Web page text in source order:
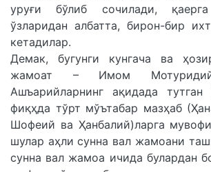
уруғи бўлиб сочилади,
ўзларидан албатта, бирон-бир
кетадилар.
Демак, бугунги кунгача ва
жамоат – Имом
Ашъарийларнинг ақидада
фиқҳда тўрт мўътабар мазҳаб
Шофеий ва Ҳанбалий)ларга
шулар аҳли сунна вал жамоани
сунна вал жамоа ичида булардан